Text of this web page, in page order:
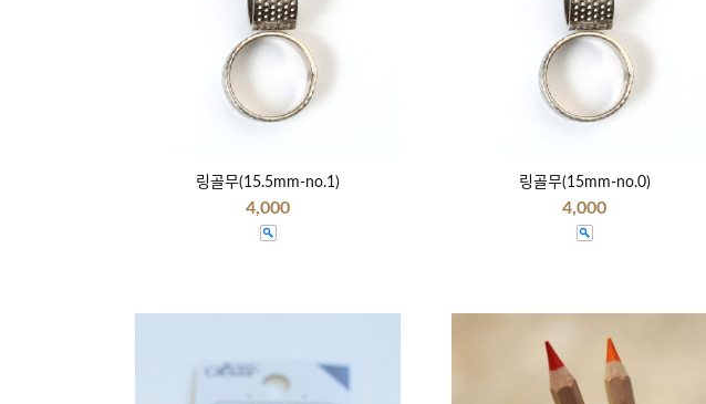
링골무(15.5mm-no.1)
4,000
링골무(15mm-no.0)
4,000